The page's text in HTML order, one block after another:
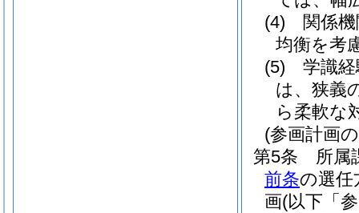
(4)
関係
均衡を考
(5)
学識
は、狭義
ら柔軟な
(参画計画
第5条
所属
前条の選任
画(以下「